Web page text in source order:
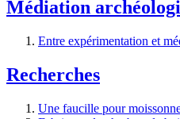
Médiation
Entre expérimentation et
Recherches
Une faucille pour